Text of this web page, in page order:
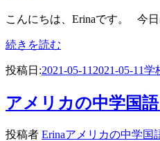
こんにちは、Erinaです。 今
続きを読む
投稿日:2021-05-11 2021-05-11学
アメリカの中学国
投稿者 Erinaアメリカの中学国